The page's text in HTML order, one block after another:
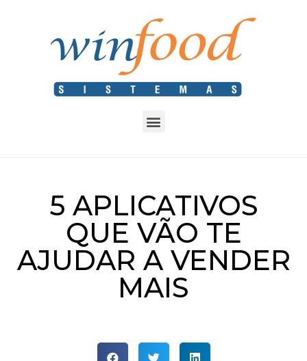
5 APLICATIVOS
QUE VÃO TE
AJUDAR A VENDER
MAIS